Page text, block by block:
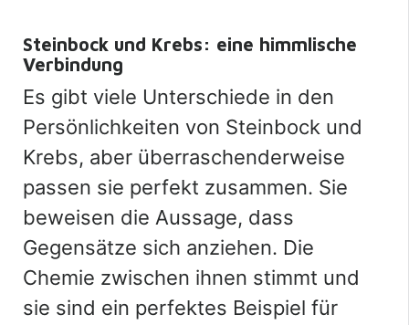
Steinbock und Krebs: eine himmlische
Verbindung
Es gibt viele Unterschiede in den
Persönlichkeiten von Steinbock und
Krebs, aber überraschenderweise
passen sie perfekt zusammen. Sie
beweisen die Aussage, dass
Gegensätze sich anziehen. Die
Chemie zwischen ihnen stimmt und
sie sind ein perfektes Beispiel für